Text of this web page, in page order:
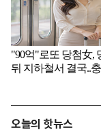
오늘의 핫뉴스